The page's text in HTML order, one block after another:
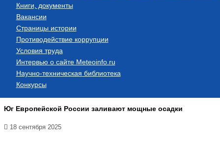
Книги, документы
Вакансии
Страницы истории
Противодействие коррупции
Условия труда
Интервью о сайте Meteoinfo.ru
Научно-техническая библиотека
Конкурсы
Юг Европейской России заливают мощные осадки
18 сентября 2025